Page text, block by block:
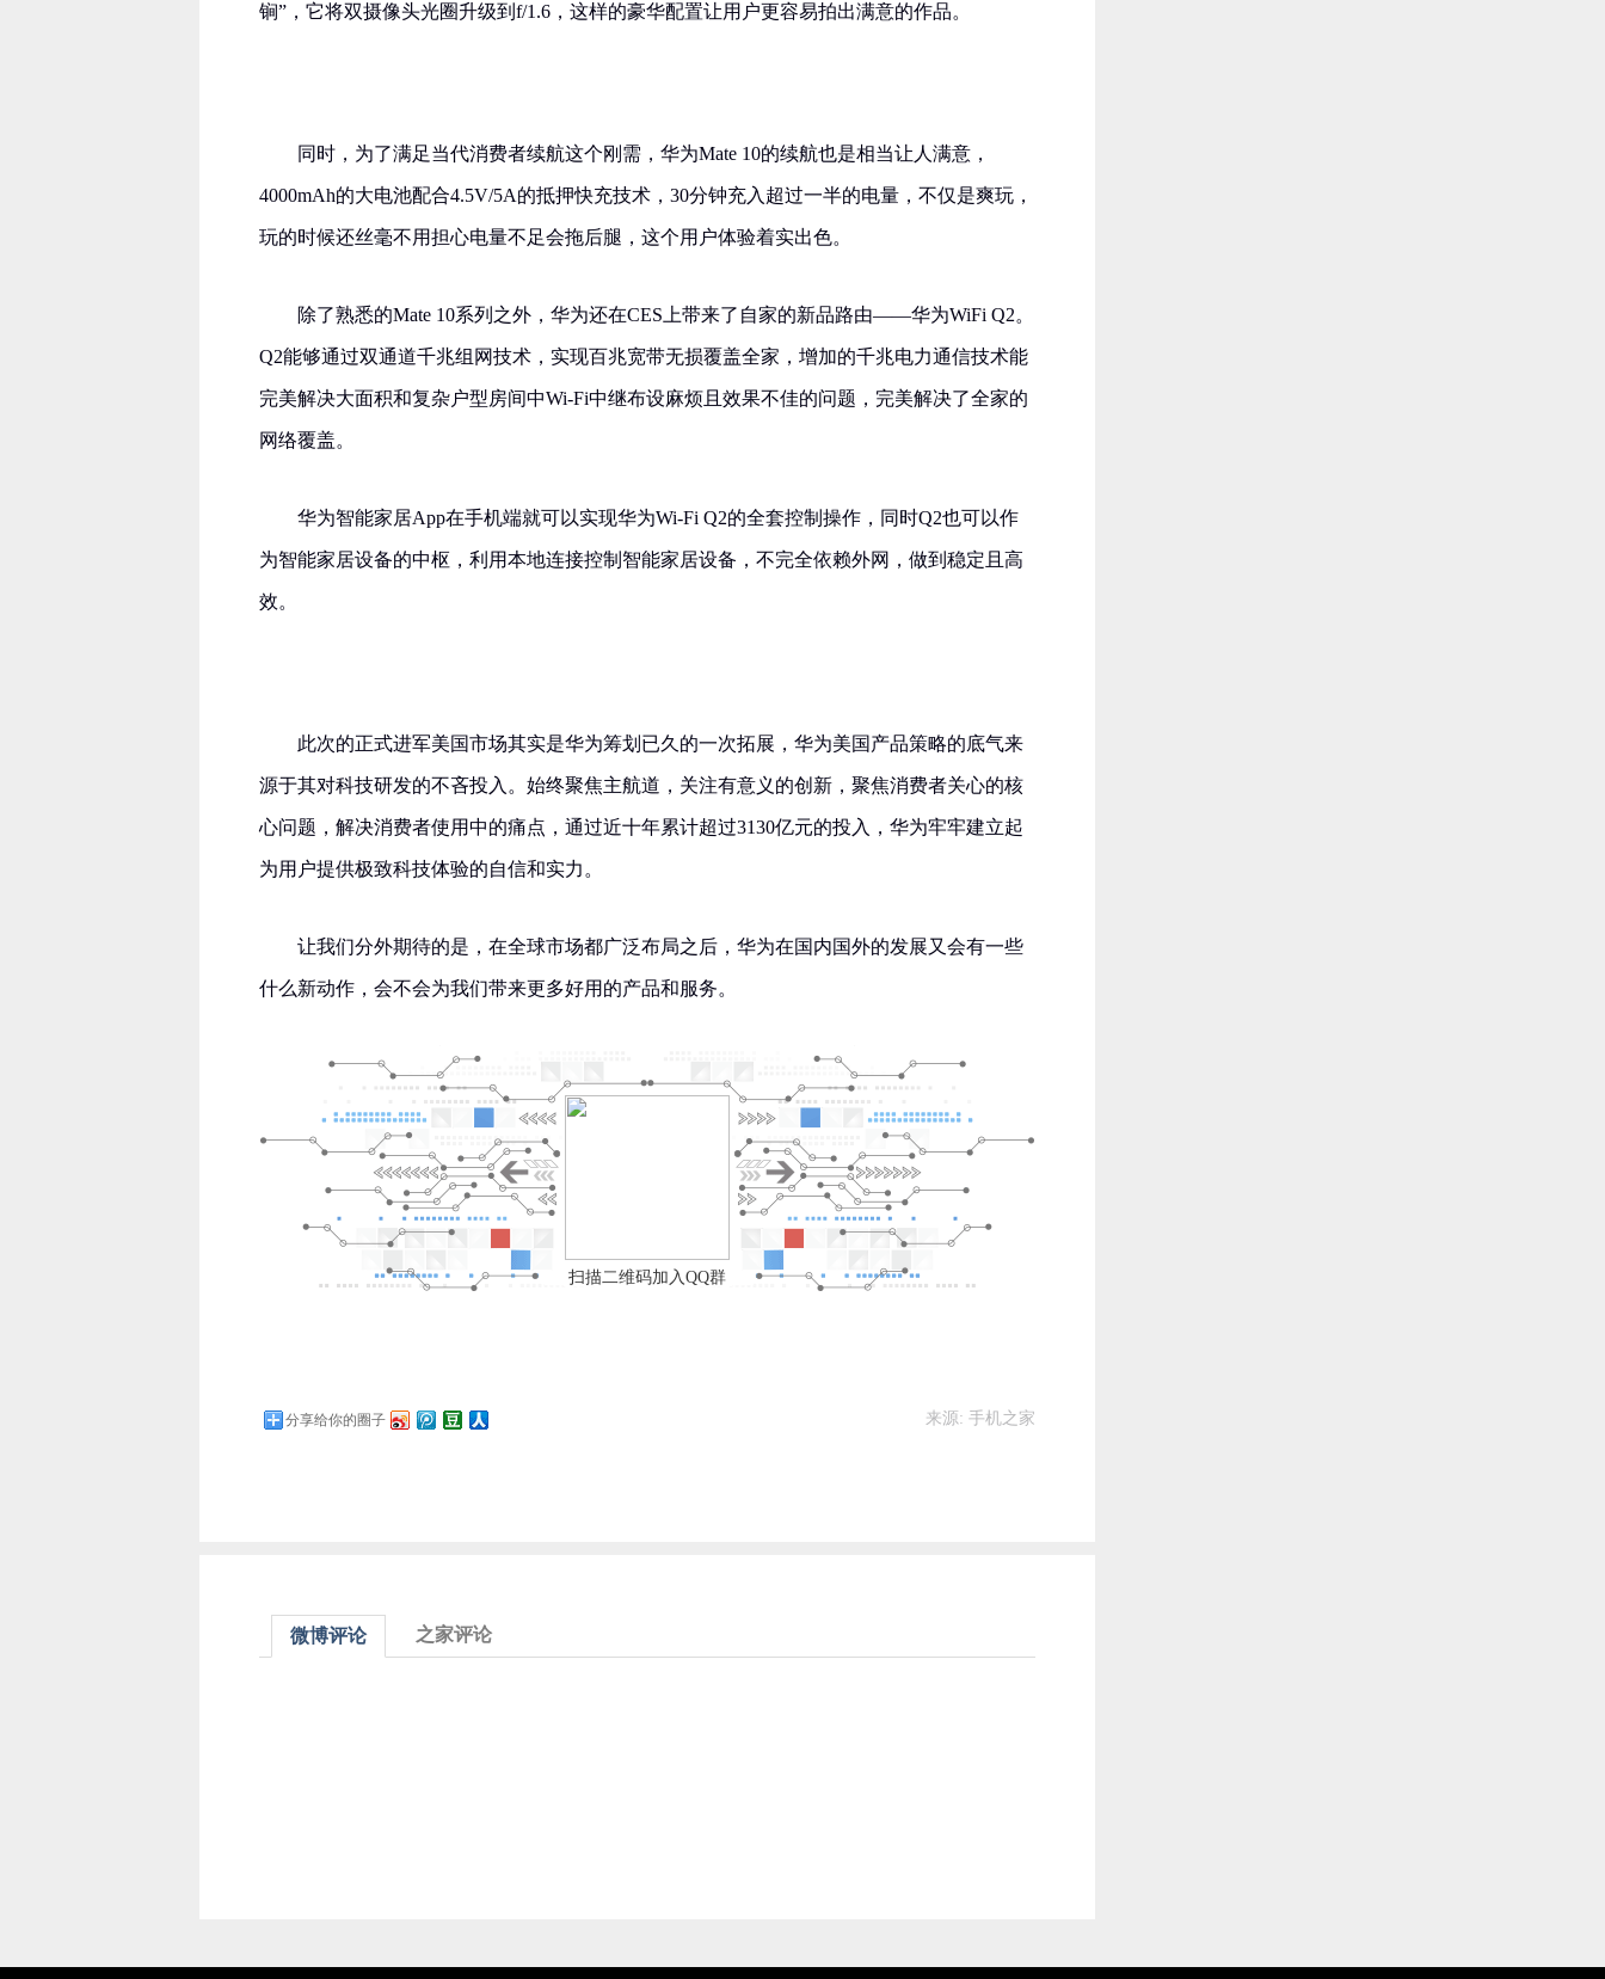
锏”，它将双摄像头光圈升级到f/1.6，这样的豪华配置让用户更容易拍出满意的作品。
同时，为了满足当代消费者续航这个刚需，华为Mate 10的续航也是相当让人满意，
4000mAh的大电池配合4.5V/5A的抵押快充技术，30分钟充入超过一半的电量，不仅是爽玩，
玩的时候还丝毫不用担心电量不足会拖后腿，这个用户体验着实出色。
除了熟悉的Mate 10系列之外，华为还在CES上带来了自家的新品路由——华为WiFi Q2。
Q2能够通过双通道千兆组网技术，实现百兆宽带无损覆盖全家，增加的千兆电力通信技术能
完美解决大面积和复杂户型房间中Wi-Fi中继布设麻烦且效果不佳的问题，完美解决了全家的
网络覆盖。
华为智能家居App在手机端就可以实现华为Wi-Fi Q2的全套控制操作，同时Q2也可以作
为智能家居设备的中枢，利用本地连接控制智能家居设备，不完全依赖外网，做到稳定且高
效。
此次的正式进军美国市场其实是华为筹划已久的一次拓展，华为美国产品策略的底气来
源于其对科技研发的不吝投入。始终聚焦主航道，关注有意义的创新，聚焦消费者关心的核
心问题，解决消费者使用中的痛点，通过近十年累计超过3130亿元的投入，华为牢牢建立起
为用户提供极致科技体验的自信和实力。
让我们分外期待的是，在全球市场都广泛布局之后，华为在国内国外的发展又会有一些
什么新动作，会不会为我们带来更多好用的产品和服务。
扫描二维码加入QQ群
分享给你的圈子 来源: 手机之家
微博评论 之家评论